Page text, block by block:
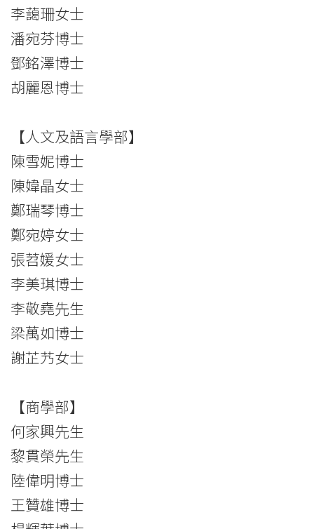
李藹珊女士
潘宛芬博士
鄧銘澤博士
胡麗恩博士
【人文及語言學部】
陳雪妮博士
陳媁晶女士
鄭瑞琴博士
鄭宛婷女士
張苕媛女士
李美琪博士
李敬堯先生
梁萬如博士
謝芷艿女士
【商學部】
何家興先生
黎貫榮先生
陸偉明博士
王贊雄博士